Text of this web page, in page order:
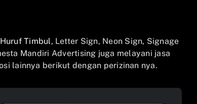
Huruf Timbul, Letter Sign, Neon Sign, Signage
Mandiri Advertising juga melayani jasa
lainnya berikut dengan perizinan nya.